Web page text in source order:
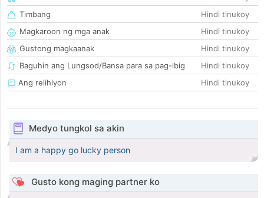
Timbang
Hindi tinukoy
Magkaroon ng mga anak
Hindi tinukoy
Gustong magkaanak
Hindi tinukoy
Baguhin ang Lungsod/Bansa para sa pag-ibig
Hindi tinukoy
Ang relihiyon
Hindi tinukoy
Medyo tungkol sa akin
I am a happy go lucky person
Gusto kong maging partner ko